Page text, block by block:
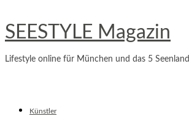
SEESTYLE Magazin
Lifestyle online für München und das 5 Seenland
Künstler